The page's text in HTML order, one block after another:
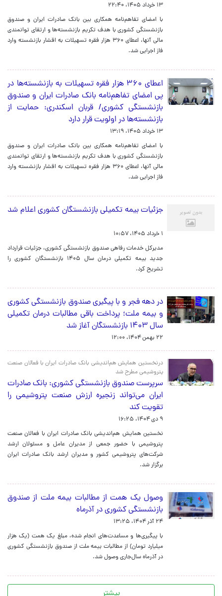
۱۳ خرداد ۱۴۰۵، ۲۲:۴۰
​با امضای تفاهم‌نامه همکاری بین بانک صادرات ایران و صندوق
بازنشستگی کشوری با هدف تکریم بازنشسته‌ها و ارتقای توانمندی
مالی آنها، اعطای ۳۶۰ هزار فقره تسهیلات به اقشار بازنشسته وارد
فاز اجرایی شد.
​اعطای ۳۶۰ هزار فقره تسهیلات به بازنشسته‌ها در
پی امضای تفاهم‌نامه بانک صادرات ایران و صندوق
بازنشستگی کشوری/ قربان اسکندری: حمایت از
بازنشسته‌ها در اولویت قرار دارد
۱۳ خرداد ۱۴۰۵، ۱۳:۱۹
​با امضای تفاهم‌نامه همکاری بین بانک صادرات ایران و صندوق
بازنشستگی کشوری با هدف تکریم بازنشسته‌ها و ارتقای توانمندی
مالی آنها، اعطای ۳۶۰ هزار فقره تسهیلات به اقشار بازنشسته وارد
فاز اجرایی شد.
جزئیات بیمه تکمیلی بازنشستگان کشوری اعلام شد
۱ خرداد ۱۴۰۵، ۱۰:۵۷
مدیرکل خدمات رفاهی صندوق بازنشستگی کشوری، جزئیات قرارداد
جدید بیمه تکمیلی درمان سال ۱۴۰۵ بازنشستگان کشوری را
تشریح کرد.
در دهه فجر و با پیگیری صندوق بازنشستگی کشوری
و بیمه ملت؛ پرداخت باقی مطالبات درمان تکمیلی
سال ۱۴۰۳ بازنشستگان آغاز شد
۲۲ بهمن ۱۴۰۴، ۱۲:۰۰
در​نخستین همایش هم‌اندیشی بانک صادرات ایران با فعالان صنعت
پتروشیمی مطرح شد
سرپرست صندوق بازنشستگی کشوری: بانک صادرات
ایران می‌تواند زنجیره ارزش صنعت پتروشیمی را
تقویت کند
۹ دی ۱۴۰۴، ۱۶:۲۵
​نخستین همایش هم‌اندیشی بانک صادرات ایران با فعالان صنعت
پتروشیمی با حضور جمعی از مدیران عامل و مسئولان ارشد
شرکت‌های پتروشیمی کشور و مدیران ارشد بانک صادرات ایران
برگزار شد.
وصول یک همت از مطالبات بیمه ملت از صندوق
بازنشستگی کشوری در آذرماه
۲۴ آذر ۱۴۰۴، ۱۳:۲۵
با پیگیری‌ها و مساعدت‌های انجام شده، مبلغ یک همت (یک هزار
میلیارد تومان) از مطالبات بیمه ملت از صندوق بازنشستگی کشوری
در آذرماه سال‌جاری وصول شد.
بیشتر